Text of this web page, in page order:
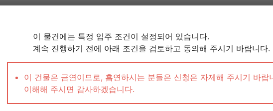
아니요
라운지에 가깝다：아니요 흡연소에 가깝다：아니요